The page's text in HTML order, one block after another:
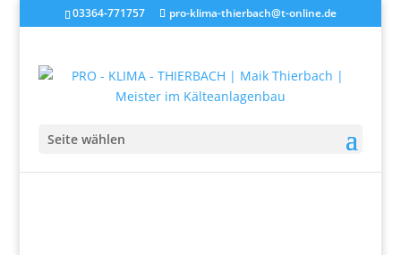
03364-771757 pro-klima-thierbach@t-online.de
Seite wählen